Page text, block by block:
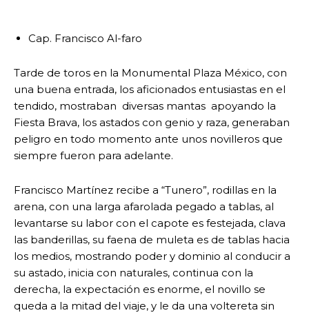
Cap. Francisco Al-faro
Tarde de toros en la Monumental Plaza México, con
una buena entrada, los aficionados entusiastas en el
tendido, mostraban diversas mantas apoyando la
Fiesta Brava, los astados con genio y raza, generaban
peligro en todo momento ante unos novilleros que
siempre fueron para adelante.
Francisco Martínez recibe a “Tunero”, rodillas en la
arena, con una larga afarolada pegado a tablas, al
levantarse su labor con el capote es festejada, clava
las banderillas, su faena de muleta es de tablas hacia
los medios, mostrando poder y dominio al conducir a
su astado, inicia con naturales, continua con la
derecha, la expectación es enorme, el novillo se
queda a la mitad del viaje, y le da una voltereta sin